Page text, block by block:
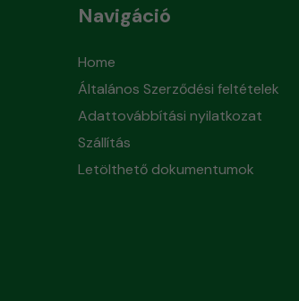
Navigáció
Home
Általános Szerződési feltételek
Adattovábbítási nyilatkozat
Szállítás
Letölthető dokumentumok